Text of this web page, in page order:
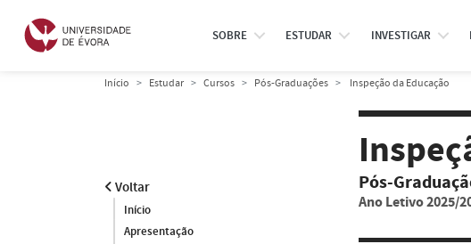
SOBRE ESTUDAR INVESTIGAR
Início Estudar Cursos Pós-Graduações Inspeção da Educação
Voltar
Início
Apresentação
Pós-
Ano Letivo 2025/